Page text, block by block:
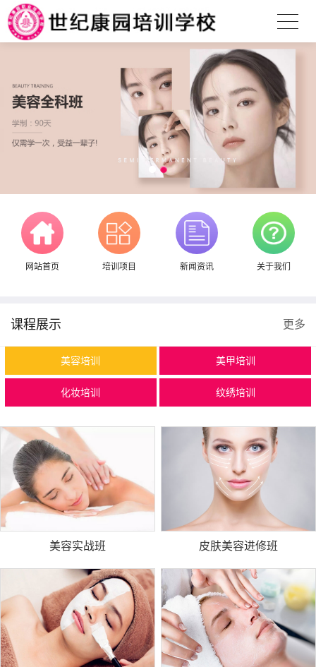
网站首页 培训项目 新闻资讯 关于我们
课程展示 更多
美容培训 美甲培训
化妆培训 纹绣培训
美容实战班 皮肤美容进修班